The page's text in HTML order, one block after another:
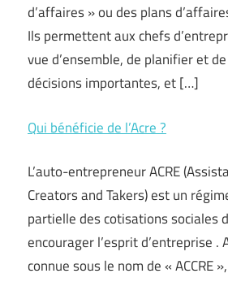
d’affaires » ou des plans
Ils permettent aux chefs
vue d’ensemble, de planifier et
décisions importantes, et […]
Qui bénéficie de l’Acre ?
L’auto-entrepreneur ACRE
Creators and Takers) est un
partielle des cotisations sociales
encourager l’esprit d’entreprise .
connue sous le nom de « ACCRE